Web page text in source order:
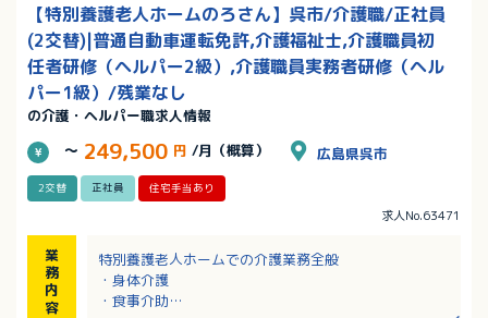
【特別養護老人ホームのろさん】呉市/介護職/正社員
(2交替)|普通自動車運転免許,介護福祉士,介護職員初
任者研修（ヘルパー2級）,介護職員実務者研修（ヘル
パー1級）/残業なし
の介護・ヘルパー職求人情報
～ 249,500 円 /月（概算） 広島県呉市
2交替 正社員 住宅手当あり
求人No.63471
業
務
内
容
特別養護老人ホームでの介護業務全般
・身体介護
・食事介助